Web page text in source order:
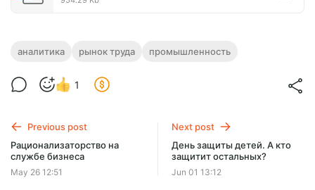
аналитика рынок труда промышленность
1
Previous post
Рационализаторство на
службе бизнеса
May 26 12:51
Next post
День защиты детей. А кто
защитит остальных?
Jun 01 13:12